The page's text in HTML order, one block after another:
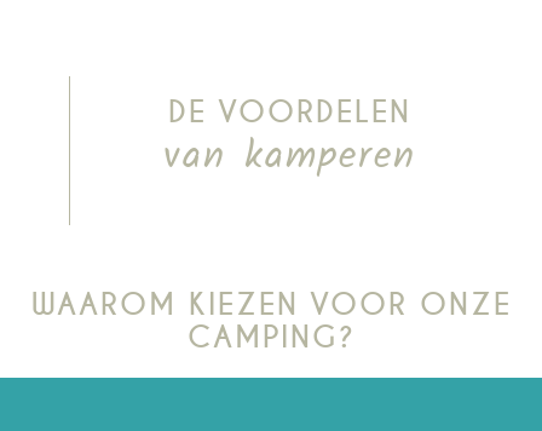
DE VOORDELEN
van kamperen
WAAROM KIEZEN VOOR ONZE
CAMPING?